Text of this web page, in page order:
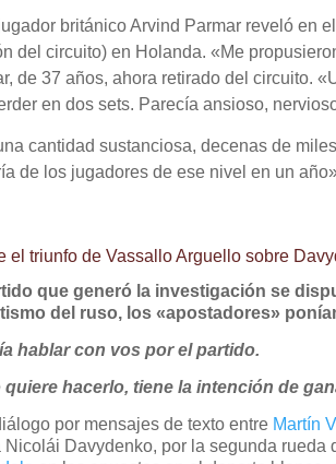
británico Arvind Parmar reveló en
del circuito) en Holanda. «Me
de 37 años, ahora retirado del circuito.
en dos sets. Parecía ansioso,
cantidad sustanciosa, decenas de
de los jugadores de ese nivel en un
el triunfo de Vassallo Arguello sobre
que generó la investigación se
del ruso, los «apostadores»
hablar con vos por el partido.
quiere hacerlo, tiene la intención de
por mensajes de texto entre Martín
Nicolái Davydenko, por la segunda rueda